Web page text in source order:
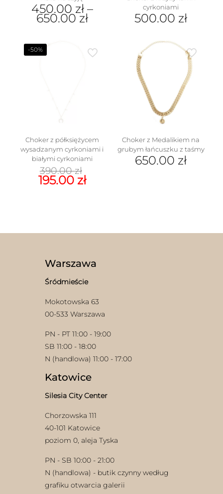
450.00 zł–
650.00 zł
cyrkoniami
500.00 zł
-50%
Choker z półksiężycem
wysadzanym cyrkoniami i
białymi cyrkoniami
390.00zł Pierwotna
cena
wynosiła:
195.00 złAktualna
cena
Choker z Medalikiem na
grubym łańcuszku z taśmy
650.00 zł
Warszawa
Śródmieście
Mokotowska 63
00-533 Warszawa
PN - PT 11:00 - 19:00
SB 11:00 - 18:00
N (handlowa) 11:00 - 17:00
Katowice
Silesia City Center
Chorzowska 111
40-101 Katowice
poziom 0, aleja Tyska
PN - SB 10:00 - 21:00
N (handlowa) - butik czynny według
grafiku otwarcia galerii